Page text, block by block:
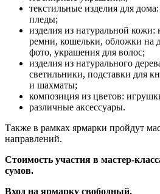
текстильные изделия для
пледы;
изделия из натуральной кожи:
ремни, кошельки, обложки на
фото, украшения для волос;
изделия из натурального
светильники, подставки для
и шахматы;
композиция из цветов:
различные аксессуары.
Также в рамках ярмарки пройдут
направлений.
Стоимость участия в мастер-
сумов.
Вход на ярмарку свободный.